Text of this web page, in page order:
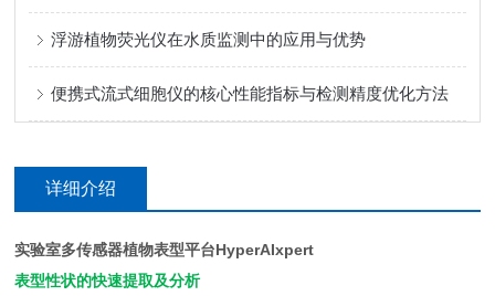
浮游植物荧光仪在水质监测中的应用与优势
便携式流式细胞仪的核心性能指标与检测精度优化方法
详细介绍
实验室多传感器植物表型平台HyperAIxpert
表型性状的快速提取及分析